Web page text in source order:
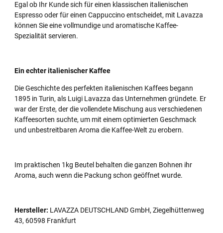
Egal ob Ihr Kunde sich für einen klassischen italienischen
Espresso oder für einen Cappuccino entscheidet, mit Lavazza
können Sie eine vollmundige und aromatische Kaffee-
Spezialität servieren.
Ein echter italienischer Kaffee
Die Geschichte des perfekten italienischen Kaffees begann
1895 in Turin, als Luigi Lavazza das Unternehmen gründete. Er
war der Erste, der die vollendete Mischung aus verschiedenen
Kaffeesorten suchte, um mit einem optimierten Geschmack
und unbestreitbaren Aroma die Kaffee-Welt zu erobern.
Im praktischen 1kg Beutel behalten die ganzen Bohnen ihr
Aroma, auch wenn die Packung schon geöffnet wurde.
Hersteller: LAVAZZA DEUTSCHLAND GmbH, Ziegelhüttenweg
43, 60598 Frankfurt